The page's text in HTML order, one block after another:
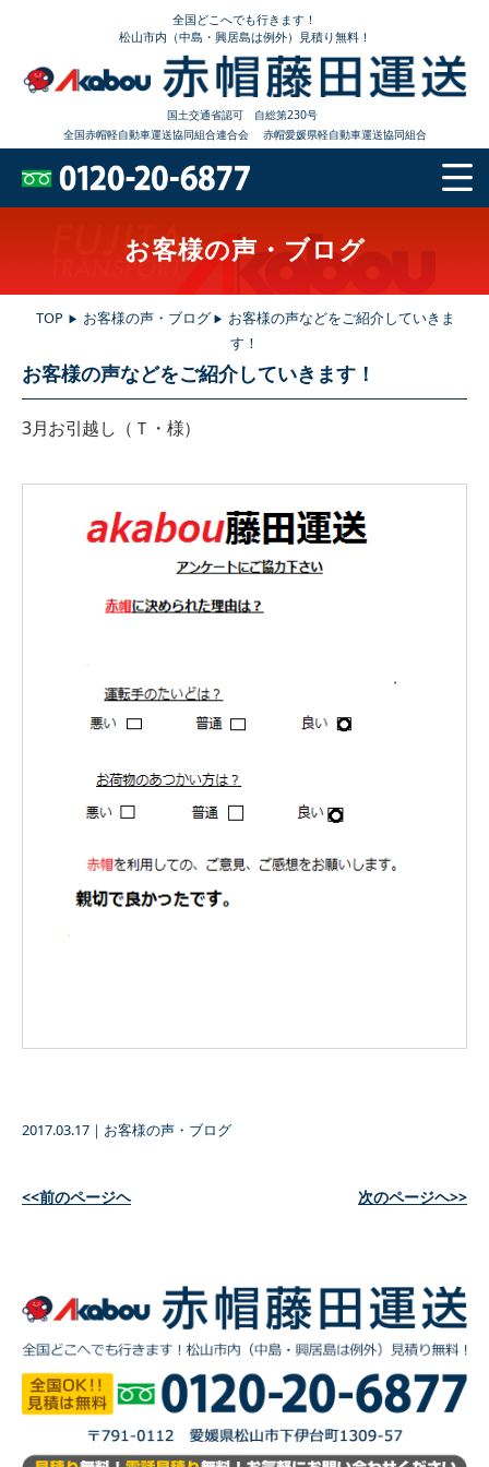
全国どこへでも行きます！
松山市内（中島・興居島は例外）見積り無料！
国土交通省認可 自総第230号
全国赤帽軽自動車運送協同組合連合会
赤帽愛媛県軽自動車運送協同組合
お客様の声・ブログ
TOP ▶ お客様の声・ブログ ▶ お客様の声などをご紹介していきま
す！
お客様の声などをご紹介していきます！
3月お引越し（Ｔ・様）
2017.03.17 ｜ お客様の声・ブログ
<<前のページヘ 次のページヘ>>